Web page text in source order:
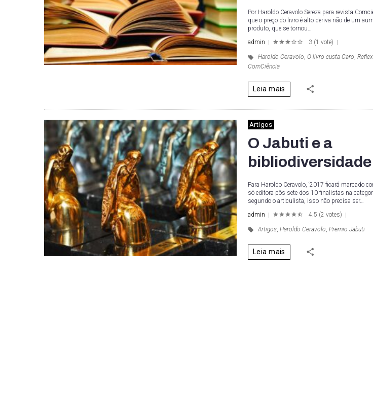
Por Haroldo Ceravolo Sereza para revista
que o preço do livro é alto deriva não de um
produto, que se tornou…
admin
3 (1 vote)
Haroldo Ceravolo, O livro custa Caro,
ComCiência
Leia mais
Artigos
O Jabuti e a
bibliodiversidade
Para Haroldo Ceravolo, ‘2017 ficará marcado
só editora pôs sete dos 10 finalistas na
segundo o articulista, isso não precisa ser…
admin
4.5 (2 votes)
Artigos, Haroldo Ceravolo, Premio Jabuti
Leia mais